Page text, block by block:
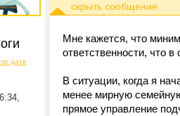
дате
Мне кажется, что
ответственности, что
В ситуации, когда я
менее мирную
прямое управление